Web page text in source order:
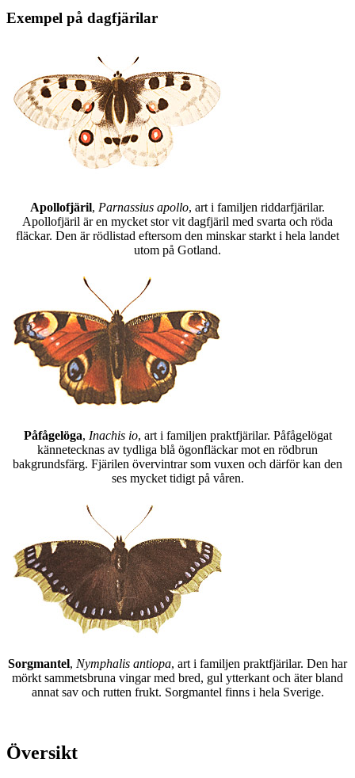
Exempel på dagfjärilar
Apollofjäril, Parnassius apollo, art i familjen riddarfjärilar.
Apollofjäril är en mycket stor vit dagfjäril med svarta och röda
fläckar. Den är rödlistad eftersom den minskar starkt i hela landet
utom på Gotland.
Påfågelöga, Inachis io, art i familjen praktfjärilar. Påfågelögat
kännetecknas av tydliga blå ögonfläckar mot en rödbrun
bakgrundsfärg. Fjärilen övervintrar som vuxen och därför kan den
ses mycket tidigt på våren.
Sorgmantel, Nymphalis antiopa, art i familjen praktfjärilar. Den har
mörkt sammetsbruna vingar med bred, gul ytterkant och äter bland
annat sav och rutten frukt. Sorgmantel finns i hela Sverige.
Översikt